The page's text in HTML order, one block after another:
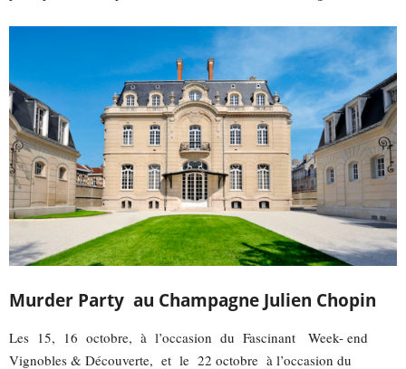
Murder Party au Champagne Julien Chopin
Les 15, 16 octobre, à l’occasion du Fascinant Week- end
Vignobles & Découverte, et le 22 octobre à l’occasion du